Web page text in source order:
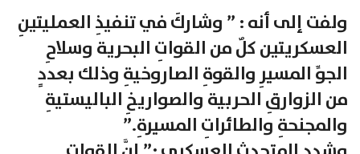
ولفت إلى أنه : ” وشاركَ في تنفيذِ العمليتينِ
العسكريتين كلٌ من القواتِ البحرية وسلاحِ
الجوِّ المسيرِ والقوةِ الصاروخيةِ وذلك بعددٍ
من الزوارقِ الحربية والصواريخِ الباليستيةِ
والمجنحةِ والطائراتِ المسيرةِ.”